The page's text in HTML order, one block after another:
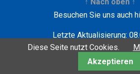
Besuchen Sie uns auch
Letzte Aktualisierung:
Entwickelt mit
| Copyright
Krebbers
Diese Seite nutzt Cookies.
Akzeptieren